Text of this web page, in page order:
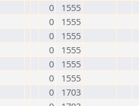
0
1555
0
1555
0
1555
0
1555
0
1555
0
1555
0
1703